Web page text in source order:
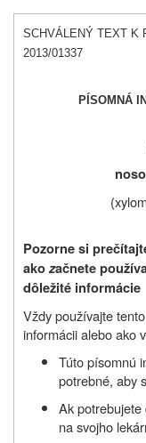
SCHVÁLENÝ TEXT K
2013/01337
PÍSOMNÁ
Pozorne si
akozačnete
dôležité informácie
Vždy používajte
informácii alebo ako
Túto písomnú
potrebné, aby
Ak
na svojho